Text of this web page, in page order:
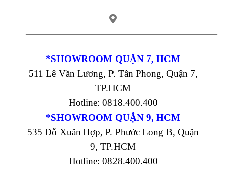
————————————————————
*SHOWROOM QUẬN 7, HCM
511 Lê Văn Lương, P. Tân Phong, Quận 7,
TP.HCM
Hotline: 0818.400.400
*SHOWROOM QUẬN 9, HCM
535 Đỗ Xuân Hợp, P. Phước Long B, Quận
9, TP.HCM
Hotline: 0828.400.400